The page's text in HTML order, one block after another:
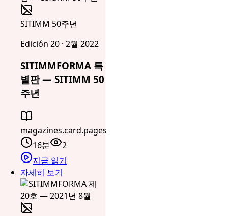
SITIMM 50주년
Edición 20 · 2월 2022
SITIMMFORMA 특
별판 — SITIMM 50
주년
magazines.card.pages
16분
2
지금 읽기
자세히 보기